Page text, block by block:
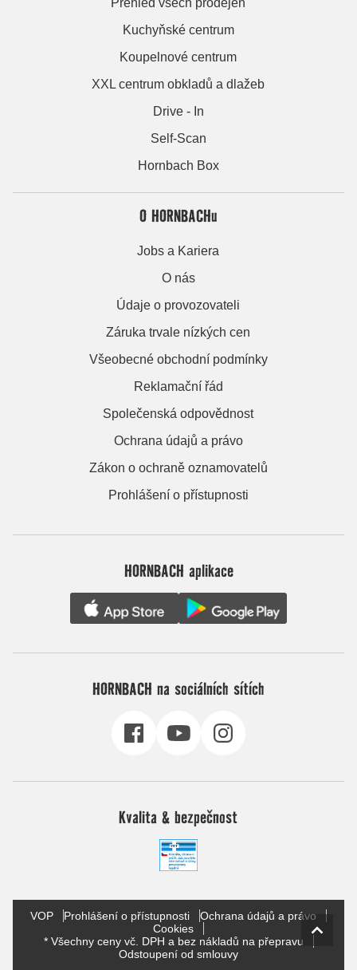
Kuchyňské centrum
Koupelnové centrum
XXL centrum obkladů a dlažeb
Drive - In
Self-Scan
Hornbach Box
O HORNBACHu
Jobs a Kariera
O nás
Údaje o provozovateli
Záruka trvale nízkých cen
Všeobecné obchodní podmínky
Reklamační řád
Společenská odpovědnost
Ochrana údajů a právo
Zákon o ochraně oznamovatelů
Prohlášení o přístupnosti
HORNBACH aplikace
HORNBACH na sociálních sítích
Kvalita & bezpečnost
VOP Prohlášení o přístupnosti
Ochrana údajů a právo
Cookies
* Všechny ceny vč. DPH a bez nákladů na přepravu
Odstoupení od smlouvy